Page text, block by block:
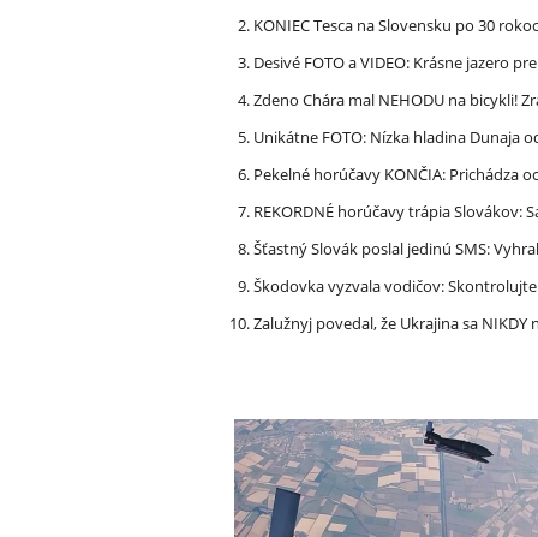
KONIEC Tesca na Slovensku po 30
Desivé FOTO a VIDEO: Krásne jazero
Zdeno Chára mal NEHODU na bicykli!
Unikátne FOTO: Nízka hladina Dunaja
Pekelné horúčavy KONČIA: Prichádza
REKORDNÉ horúčavy trápia Slovákov:
Šťastný Slovák poslal jedinú SMS:
Škodovka vyzvala vodičov:
Zalužnyj povedal, že Ukrajina sa